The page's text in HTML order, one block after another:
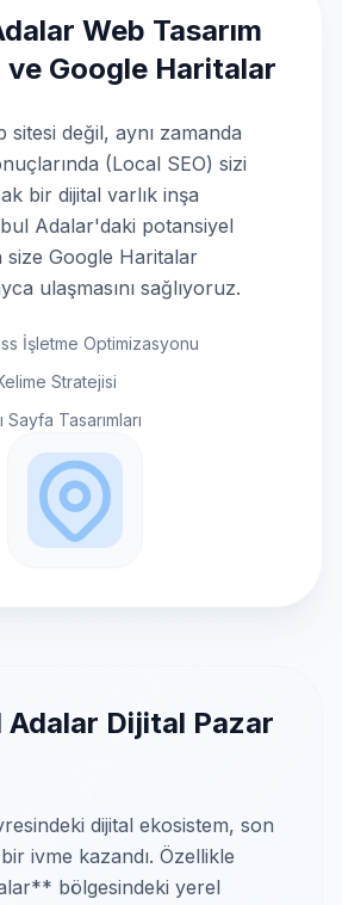
Web Tasarım
ve Google Haritalar
sitesi değil, aynı zamanda
(Local SEO) sizi
bir dijital varlık inşa
Adalar'daki potansiyel
size Google Haritalar
ulaşmasını sağlıyoruz.
İşletme Optimizasyonu
Stratejisi
Tasarımları
Adalar Dijital Pazar
dijital ekosistem, son
ivme kazandı. Özellikle
bölgesindeki yerel